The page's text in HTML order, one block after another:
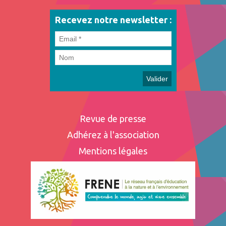
Recevez notre newsletter :
Revue de presse
Adhérez à l'association
Mentions légales